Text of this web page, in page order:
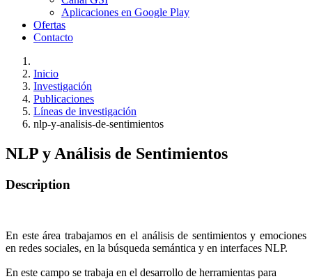
Aplicaciones en Google Play
Ofertas
Contacto
Inicio
Investigación
Publicaciones
Líneas de investigación
nlp-y-analisis-de-sentimientos
NLP y Análisis de Sentimientos
Description
En este área trabajamos en el análisis de sentimientos y emociones
en redes sociales, en la búsqueda semántica y en interfaces NLP.
En este campo se trabaja en el desarrollo de herramientas para